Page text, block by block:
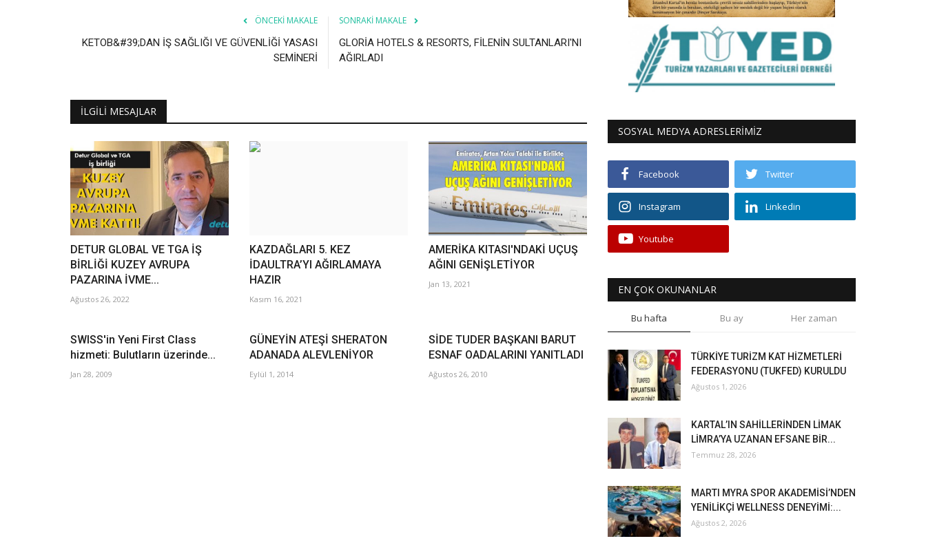
ÖNCEKI MAKALE
KETOB&#39;DAN İŞ SAĞLIĞI VE GÜVENLİĞİ YASASI
SEMİNERİ
SONRAKI MAKALE
GLORİA HOTELS & RESORTS, FİLENİN SULTANLARI'NI
AĞIRLADI
İLGILI MESAJLAR
DETUR GLOBAL VE TGA İŞ
BİRLİĞİ KUZEY AVRUPA
PAZARINA İVME...
Ağustos 26, 2022
KAZDAĞLARI 5. KEZ
İDAULTRA’YI AĞIRLAMAYA
HAZIR
Kasım 16, 2021
AMERİKA KITASI'NDAKİ UÇUŞ
AĞINI GENİŞLETİYOR
Jan 13, 2021
SWISS'in Yeni First Class
hizmeti: Bulutların üzerinde...
Jan 28, 2009
GÜNEYİN ATEŞİ SHERATON
ADANADA ALEVLENİYOR
Eylül 1, 2014
SİDE TUDER BAŞKANI BARUT
ESNAF OADALARINI YANITLADI
Ağustos 26, 2010
SOSYAL MEDYA ADRESLERİMİZ
Facebook Twitter
Instagram Linkedin
Youtube
EN ÇOK OKUNANLAR
Bu hafta Bu ay Her zaman
TÜRKİYE TURİZM KAT HİZMETLERİ
FEDERASYONU (TUKFED) KURULDU
Ağustos 1, 2026
KARTAL’IN SAHİLLERİNDEN LİMAK
LİMRA’YA UZANAN EFSANE BİR...
Temmuz 28, 2026
MARTI MYRA SPOR AKADEMİSİ’NDEN
YENİLİKÇİ WELLNESS DENEYİMİ:...
Ağustos 2, 2026